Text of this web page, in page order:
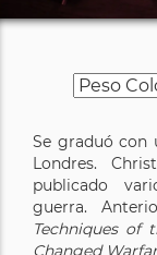
Se graduó con
Londres.
publicado
guerra.
Techniques of
Changed